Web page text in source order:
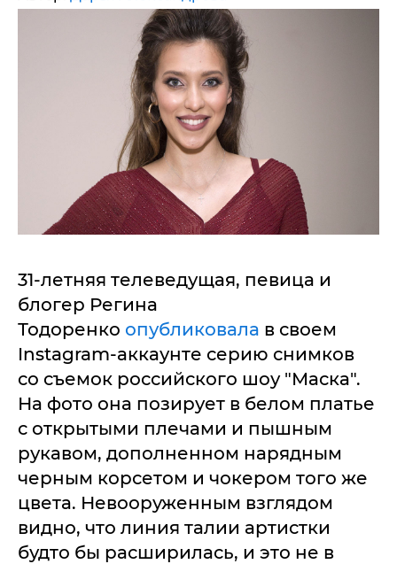
31-летняя телеведущая, певица и
блогер Регина
Тодоренко опубликовала в своем
Instagram-аккаунте серию снимков
со съемок российского шоу "Маска".
На фото она позирует в белом платье
с открытыми плечами и пышным
рукавом, дополненном нарядным
черным корсетом и чокером того же
цвета. Невооруженным взглядом
видно, что линия талии артистки
будто бы расширилась, и это не в